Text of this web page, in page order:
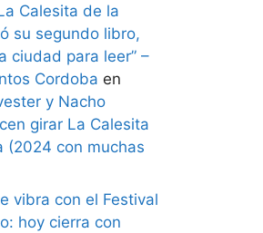
Calesita de la
su segundo libro,
ciudad para leer” –
Cordoba en
y Nacho
girar La Calesita
(2024 con muchas
vibra con el Festival
hoy cierra con